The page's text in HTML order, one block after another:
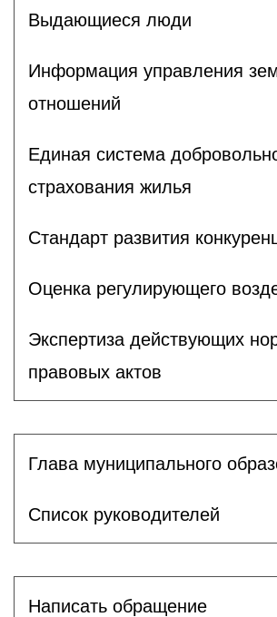
Выдающиеся люди
Информация управления
отношений
Единая система
страхования жилья
Стандарт развития
Оценка регулирующего
Экспертиза действующих
правовых актов
Глава муниципального
Список руководителей
Написать обращение